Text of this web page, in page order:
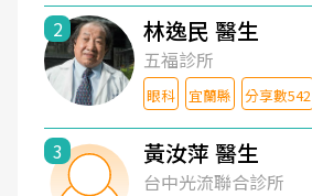
2 林逸民 醫生
五福診所
眼科 宜蘭縣 分享數542
3 黃汝萍 醫生
台中光流聯合診所